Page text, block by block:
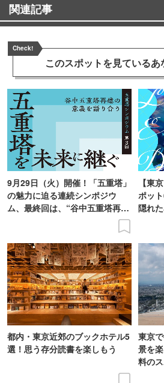
関連記事
Check!
このスポットを見ているあ
9月29日（火）開催！「五重塔」
の魅力に迫る連続シンポジウ
ム、最終回は、“谷中五重塔再建
【東
ポッ
隠れ
都内・東京近郊のブックホテル5
選！思う存分読書を楽しもう
東京
景を
料の